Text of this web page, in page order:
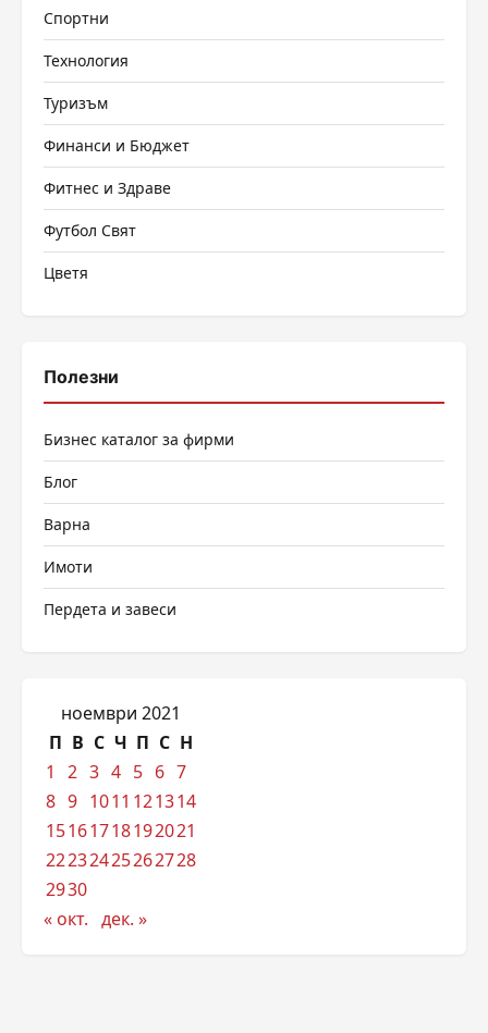
Спортни
Технология
Туризъм
Финанси и Бюджет
Фитнес и Здраве
Футбол Свят
Цветя
Полезни
Бизнес каталог за фирми
Блог
Варна
Имоти
Пердета и завеси
ноември 2021
П В С Ч П С Н
1
2 3 4 5 6 7
8 9 1011 121314
15161718192021
22232425262728
2930
« окт. дек. »